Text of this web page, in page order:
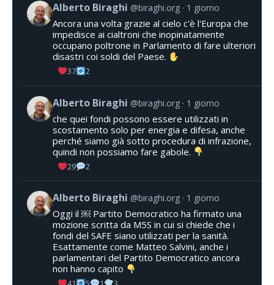
Alberto Biraghi @biraghi.org 1 giorno
Ancora una volta grazie al cielo c'è l'Europa che
impedisce ai cialtroni che inopinatamente
occupano poltrone in Parlamento di fare ulteriori
disastri coi soldi del Paese.
37 2
Alberto Biraghi @biraghi.org 1 giorno
che quei fondi possono essere utilizzati in
scostamento solo per energia e difesa, anche
perché siamo già sotto procedura di infrazione,
quindi non possiamo fare gabole.
29 2
Alberto Biraghi @biraghi.org 1 giorno
Oggi il ￼ Partito Democratico ha firmato una
mozione scritta da M5S in cui si chiede che i
fondi del SAFE siano utilizzati per la sanità.
Esattamente come Matteo Salvini, anche i
parlamentari del Partito Democratico ancora
non hanno capito